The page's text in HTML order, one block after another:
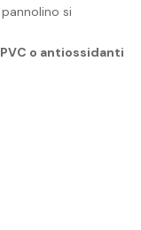
si
o antiossidanti